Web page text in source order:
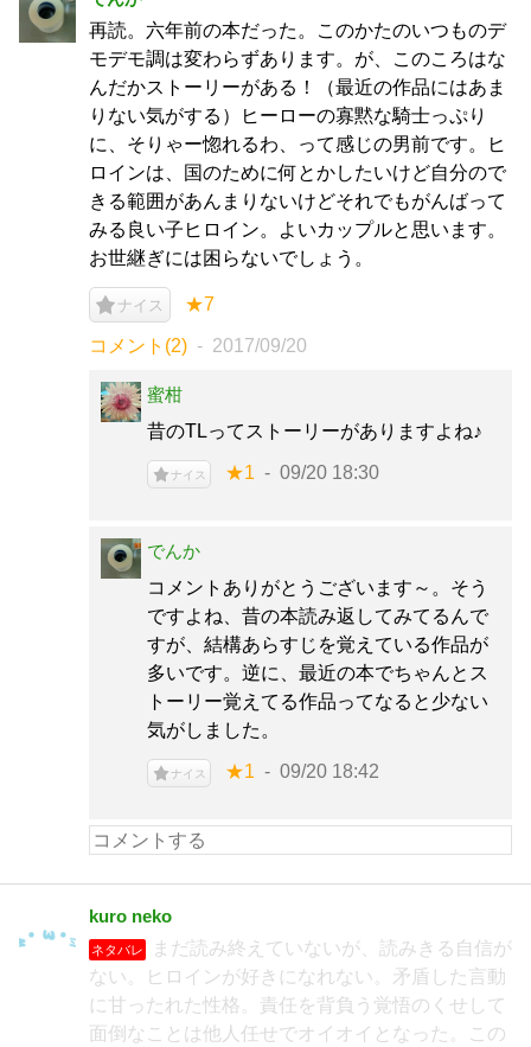
再読。六年前の本だった。このかたのいつものデ
モデモ調は変わらずあります。が、このころはな
んだかストーリーがある！（最近の作品にはあま
りない気がする）ヒーローの寡黙な騎士っぷり
に、そりゃー惚れるわ、って感じの男前です。ヒ
ロインは、国のために何とかしたいけど自分ので
きる範囲があんまりないけどそれでもがんばって
みる良い子ヒロイン。よいカップルと思います。
お世継ぎには困らないでしょう。
ナイス ★7
コメント(2) 2017/09/20
蜜柑
昔のTLってストーリーがありますよね♪
ナイス ★1 09/20 18:30
でんか
コメントありがとうございます～。そう
ですよね、昔の本読み返してみてるんで
すが、結構あらすじを覚えている作品が
多いです。逆に、最近の本でちゃんとス
トーリー覚えてる作品ってなると少ない
気がしました。
ナイス ★1 09/20 18:42
kuro neko
ネタバレ
まだ読み終えていないが、読みきる自信が
ない。ヒロインが好きになれない。矛盾した言動
に甘ったれた性格。責任を背負う覚悟のくせして
面倒なことは他人任せでオイオイとなった。この